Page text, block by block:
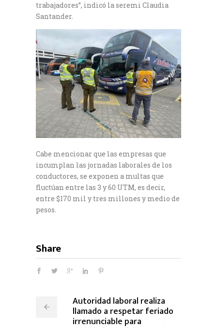
trabajadores”, indicó la seremi Claudia
Santander.
Cabe mencionar que las empresas que
incumplan las jornadas laborales de los
conductores, se exponen a multas que
fluctúan entre las 3 y 60 UTM, es decir,
entre $170 mil y tres millones y medio de
pesos.
Share
Autoridad laboral realiza
llamado a respetar feriado
irrenunciable para